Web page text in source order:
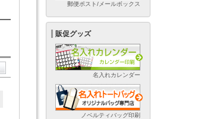
郵便ポスト/メールボックス
販促グッズ
名入れカレンダー
ノベルティバッグ印刷